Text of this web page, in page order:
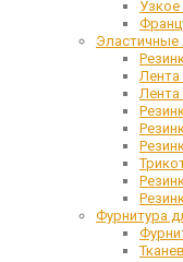
Эластичные
Лента
Лента
Фурнитура